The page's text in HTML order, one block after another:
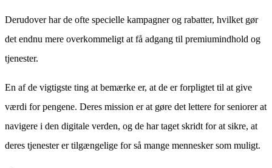
Derudover har de ofte specielle kampagner og rabatter, hvilket gør
det endnu mere overkommeligt at få adgang til premiumindhold og
tjenester.
En af de vigtigste ting at bemærke er, at de er forpligtet til at give
værdi for pengene. Deres mission er at gøre det lettere for seniorer at
navigere i den digitale verden, og de har taget skridt for at sikre, at
deres tjenester er tilgængelige for så mange mennesker som muligt.